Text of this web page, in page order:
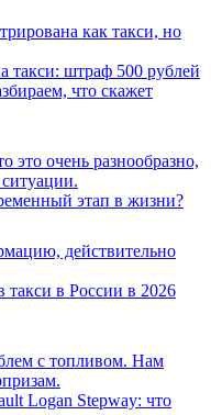
как такси, но
такси: штраф 500 рублей
что скажет
это очень разнообразно,
этап в жизни?
действительно
такси в России в 2026
с топливом. Нам
Logan Stepway: что